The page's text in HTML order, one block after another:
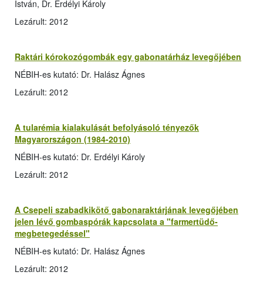
István, Dr. Erdélyi Károly
Lezárult: 2012
Raktári kórokozógombák egy gabonatárház levegőjében
NÉBIH-es kutató: Dr. Halász Ágnes
Lezárult: 2012
A tularémia kialakulását befolyásoló tényezők
Magyarországon (1984-2010)
NÉBIH-es kutató: Dr. Erdélyi Károly
Lezárult: 2012
A Csepeli szabadkikötő gabonaraktárjának levegőjében
jelen lévő gombaspórák kapcsolata a "farmertüdő-
megbetegedéssel"
NÉBIH-es kutató: Dr. Halász Ágnes
Lezárult: 2012